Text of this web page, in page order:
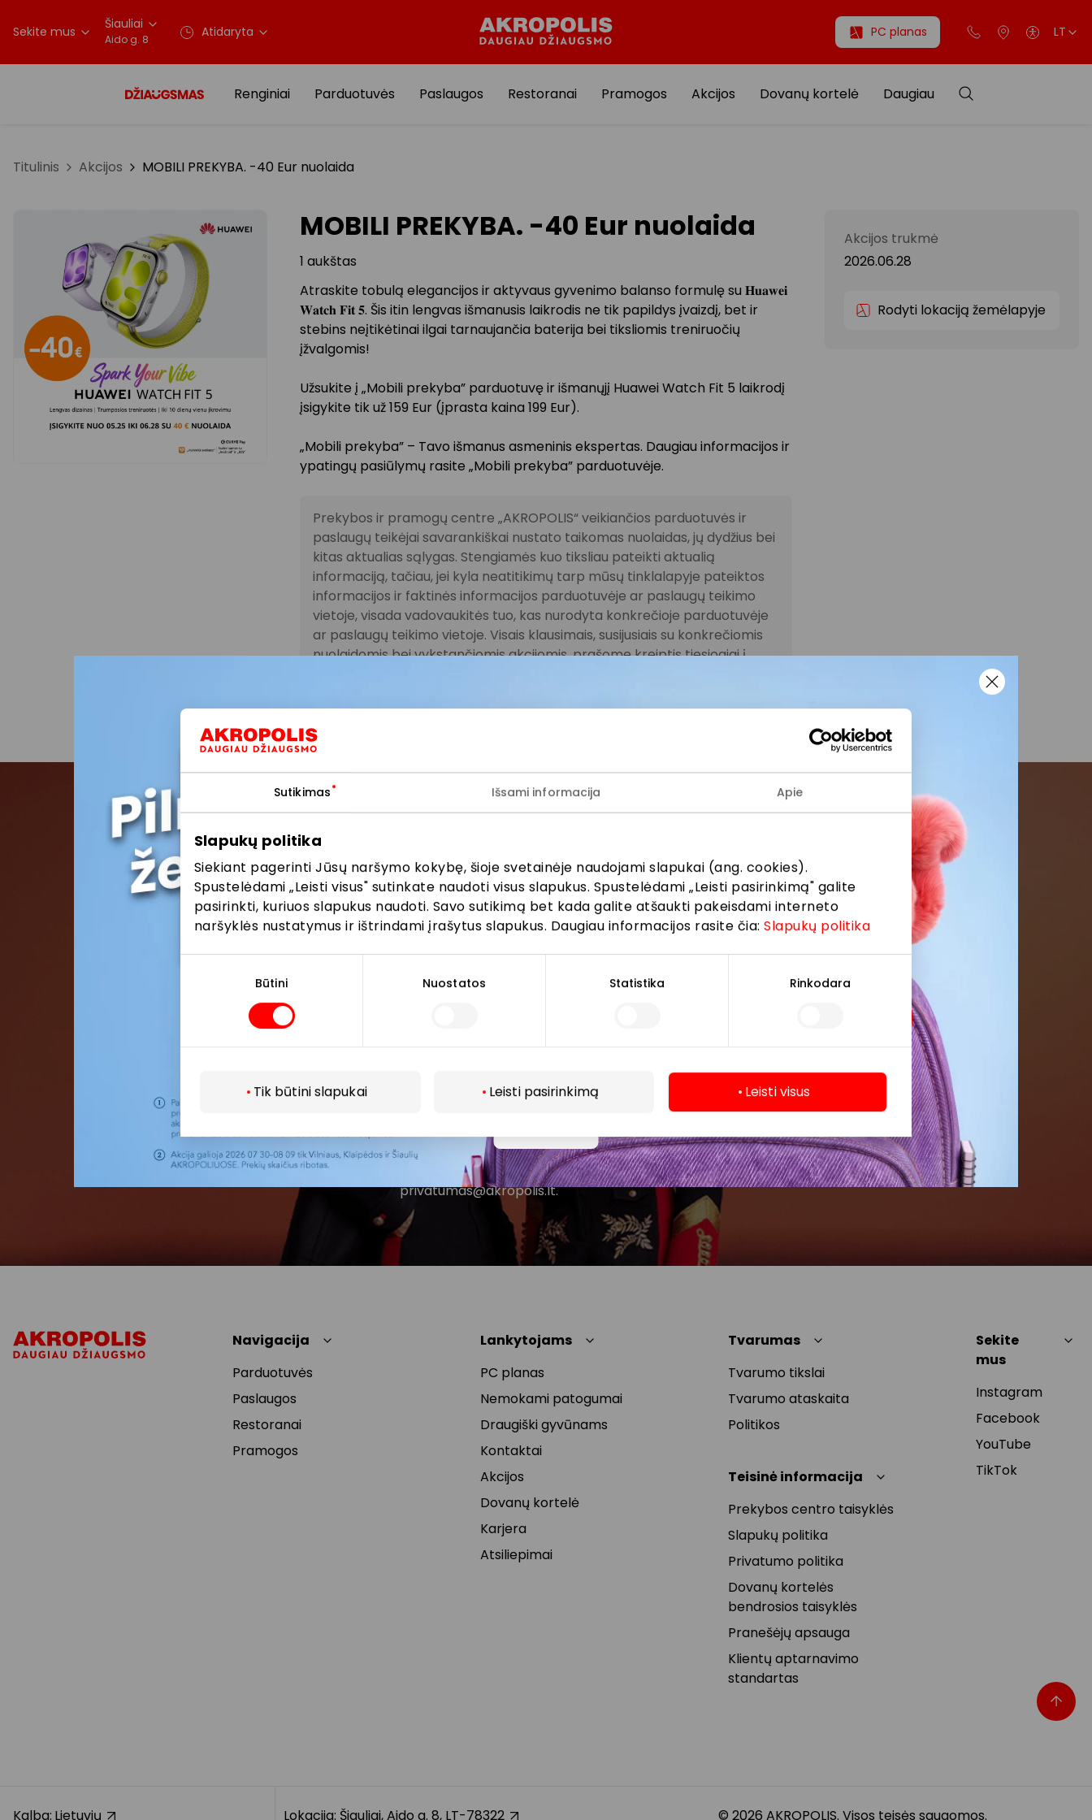
Sutikimas Išsami informacija Apie
Slapukų politika
Siekiant pagerinti Jūsų naršymo kokybę, šioje svetainėje naudojami slapukai (ang. cookies).
Spustelėdami „Leisti visus" sutinkate naudoti visus slapukus. Spustelėdami „Leisti pasirinkimą" galite
pasirinkti, kuriuos slapukus naudoti. Savo sutikimą bet kada galite atšaukti pakeisdami interneto
naršyklės nustatymus ir ištrindami įrašytus slapukus. Daugiau informacijos rasite čia:Slapukų politika
Būtini Nuostatos Statistika Rinkodara
Tik būtini slapukai Leisti pasirinkimą Leisti visus
Sekite mus Šiauliai
Aido g. 8 Atidaryta PC planas LT
Renginiai Parduotuvės Paslaugos Restoranai Pramogos Akcijos Dovanų kortelė Daugiau
Titulinis Akcijos MOBILI PREKYBA. -40 Eur nuolaida
MOBILI PREKYBA. -40 Eur nuolaida
1 aukštas
Atraskite tobulą elegancijos ir aktyvaus gyvenimo balanso formulę su 𝐇𝐮𝐚𝐰𝐞𝐢
𝐖𝐚𝐭𝐜𝐡 𝐅𝐢𝐭 𝟓. Šis itin lengvas išmanusis laikrodis ne tik papildys įvaizdį, bet ir
stebins neįtikėtinai ilgai tarnaujančia baterija bei tiksliomis treniruočių
įžvalgomis!
Užsukite į „Mobili prekyba” parduotuvę ir išmanųjį Huawei Watch Fit 5 laikrodį
įsigykite tik už 159 Eur (įprasta kaina 199 Eur).
„Mobili prekyba” – Tavo išmanus asmeninis ekspertas. Daugiau informacijos ir
ypatingų pasiūlymų rasite „Mobili prekyba” parduotuvėje.
Prekybos ir pramogų centre „AKROPOLIS“ veikiančios parduotuvės ir
paslaugų teikėjai savarankiškai nustato taikomas nuolaidas, jų dydžius bei
kitas aktualias sąlygas. Stengiamės kuo tiksliau pateikti aktualią
informaciją, tačiau, jei kyla neatitikimų tarp mūsų tinklalapyje pateiktos
informacijos ir faktinės informacijos parduotuvėje ar paslaugų teikimo
vietoje, visada vadovaukitės tuo, kas nurodyta konkrečioje parduotuvėje
ar paslaugų teikimo vietoje. Visais klausimais, susijusiais su konkrečiomis
nuolaidomis bei vykstančiomis akcijomis, prašome kreiptis tiesiogiai į
Akcijos trukmė
2026.06.28
Rodyti lokaciją žemėlapyje
Prisijunkite prie mūsų bendruomenės
Pirmieji sužinokite apie geriausius pasiūlymus, renginius ir naujausią informaciją iš
AKROPOLIS prekybos centro.
Spustelėdamas „Prenumeruoti“ sutinki gauti PPC
AKROPOLIS naujienas. Dėl to AKROPOLIS GROUP,
UAB Tavo el. pašto duomenis tvarkys naujienlaiškių
siuntimo tikslu. Sutikimą galėsi bet kuriuo metu
atšaukti, spaudžiant nuorodą gautame
naujienlaiškyje arba kreipiantis
privatumas@akropolis.lt.
Navigacija
Parduotuvės
Paslaugos
Restoranai
Pramogos
Lankytojams
PC planas
Nemokami patogumai
Draugiški gyvūnams
Kontaktai
Akcijos
Dovanų kortelė
Karjera
Atsiliepimai
Tvarumas
Tvarumo tikslai
Tvarumo ataskaita
Politikos
Teisinė informacija
Prekybos centro taisyklės
Slapukų politika
Privatumo politika
Dovanų kortelės
bendrosios taisyklės
Pranešėjų apsauga
Klientų aptarnavimo
standartas
Sekite
mus
Instagram
Facebook
YouTube
TikTok
Kalba: Lietuvių Lokacija: Šiauliai, Aido g. 8, LT-78322 © 2026 AKROPOLIS. Visos teisės saugomos.